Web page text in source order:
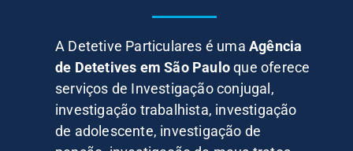
A Detetive Particulares é uma Agência
de Detetives em São Pauloque oferece
serviços de Investigação conjugal,
investigação trabalhista, investigação
de adolescente, investigação de